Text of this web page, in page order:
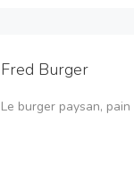
Fred Burger
Le burger paysan,